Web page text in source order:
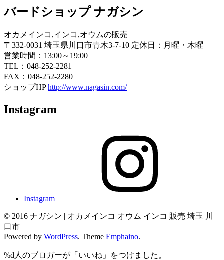
バードショップ ナガシン
オカメインコ,インコ,オウムの販売
〒332-0031 埼玉県川口市青木3-7-10 定休日：月曜・木曜
営業時間：13:00～19:00
TEL：048-252-2281
FAX：048-252-2280
ショップHPhttp://www.nagasin.com/
Instagram
Instagram
© 2016 ナガシン | オカメインコ オウム インコ 販売 埼玉 川
口市
Powered by WordPress. Theme Emphaino.
%d 人のブロガーが「いいね」をつけました。